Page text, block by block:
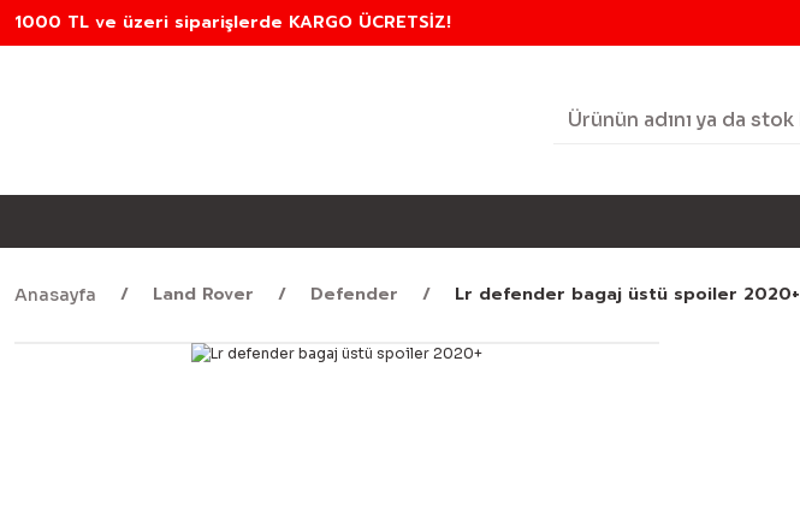
1000 TL ve üzeri siparişlerde KARGO ÜCRETSİZ!
Anasayfa Land Rover Defender Lr defender bagaj üstü spoiler 2020+